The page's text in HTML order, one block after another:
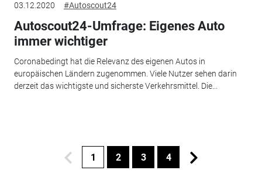
03.12.2020 #Autoscout24
Autoscout24-Umfrage: Eigenes Auto
immer wichtiger
Coronabedingt hat die Relevanz des eigenen Autos in
europäischen Ländern zugenommen. Viele Nutzer sehen darin
derzeit das wichtigste und sicherste Verkehrsmittel. Die...
1 2 3 4